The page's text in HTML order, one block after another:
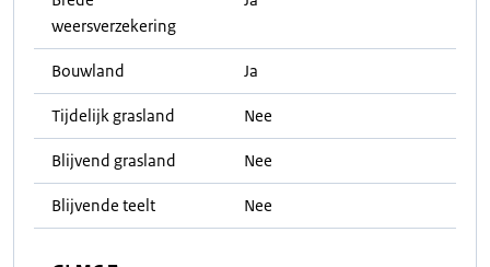
weersverzekering
Bouwland Ja
Tijdelijk grasland Nee
Blijvend grasland Nee
Blijvende teelt Nee